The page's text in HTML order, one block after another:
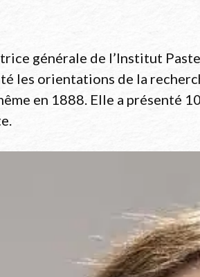
générale de l’Institut
les orientations de la
en 1888. Elle a présenté